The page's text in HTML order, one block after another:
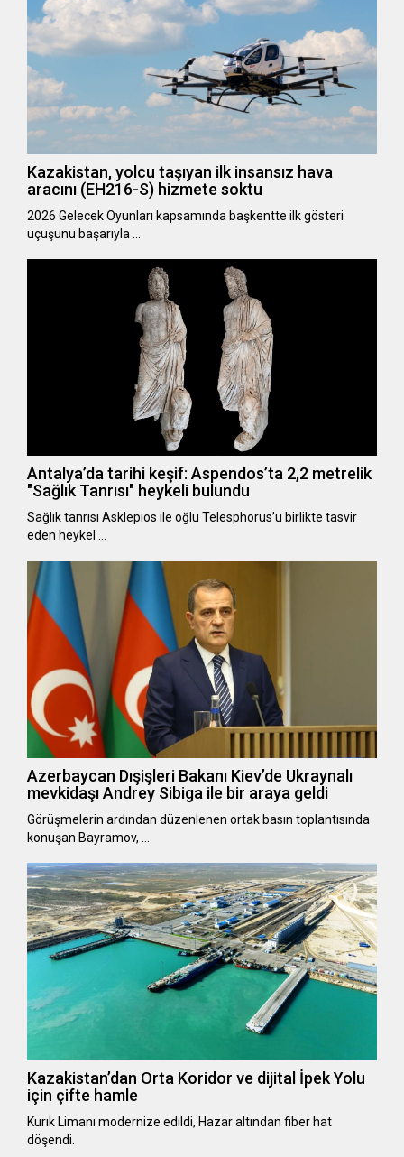
Kazakistan, yolcu taşıyan ilk insansız hava
aracını (EH216-S) hizmete soktu
2026 Gelecek Oyunları kapsamında başkentte ilk gösteri
uçuşunu başarıyla …
Antalya’da tarihi keşif: Aspendos’ta 2,2 metrelik
"Sağlık Tanrısı" heykeli bulundu
Sağlık tanrısı Asklepios ile oğlu Telesphorus’u birlikte tasvir
eden heykel …
Azerbaycan Dışişleri Bakanı Kiev’de Ukraynalı
mevkidaşı Andrey Sibiga ile bir araya geldi
Görüşmelerin ardından düzenlenen ortak basın toplantısında
konuşan Bayramov, …
Kazakistan’dan Orta Koridor ve dijital İpek Yolu
için çifte hamle
Kurık Limanı modernize edildi, Hazar altından fiber hat
döşendi.